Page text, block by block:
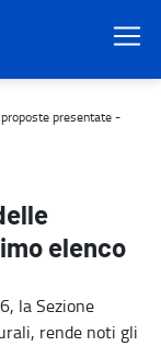
delle proposte
presentate -
elenco
la Sezione
rende noti gli